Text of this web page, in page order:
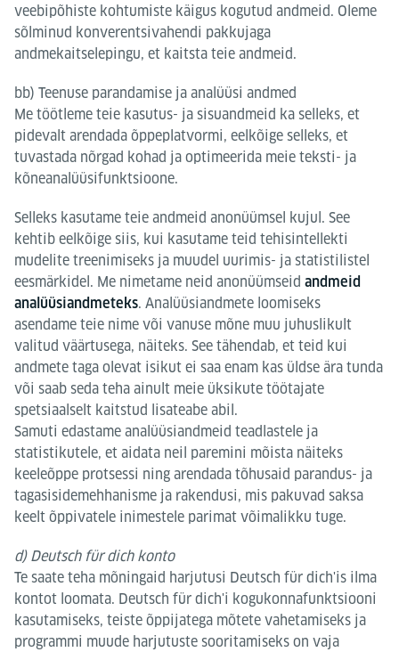
veebipõhiste kohtumiste käigus kogutud andmeid. Oleme
sõlminud konverentsivahendi pakkujaga
andmekaitselepingu, et kaitsta teie andmeid.
bb) Teenuse parandamise ja analüüsi andmed
Me töötleme teie kasutus- ja sisuandmeid ka selleks, et
pidevalt arendada õppeplatvormi, eelkõige selleks, et
tuvastada nõrgad kohad ja optimeerida meie teksti- ja
kõneanalüüsifunktsioone.
Selleks kasutame teie andmeid anonüümsel kujul. See
kehtib eelkõige siis, kui kasutame teid tehisintellekti
mudelite treenimiseks ja muudel uurimis- ja statistilistel
eesmärkidel. Me nimetame neid anonüümseid andmeid
analüüsiandmeteks. Analüüsiandmete loomiseks
asendame teie nime või vanuse mõne muu juhuslikult
valitud väärtusega, näiteks. See tähendab, et teid kui
andmete taga olevat isikut ei saa enam kas üldse ära tunda
või saab seda teha ainult meie üksikute töötajate
spetsiaalselt kaitstud lisateabe abil.
Samuti edastame analüüsiandmeid teadlastele ja
statistikutele, et aidata neil paremini mõista näiteks
keeleõppe protsessi ning arendada tõhusaid parandus- ja
tagasisidemehhanisme ja rakendusi, mis pakuvad saksa
keelt õppivatele inimestele parimat võimalikku tuge.
d) Deutsch für dich konto
Te saate teha mõningaid harjutusi Deutsch für dich'is ilma
kontot loomata. Deutsch für dich'i kogukonnafunktsiooni
kasutamiseks, teiste õppijatega mõtete vahetamiseks ja
programmi muude harjutuste sooritamiseks on vaja